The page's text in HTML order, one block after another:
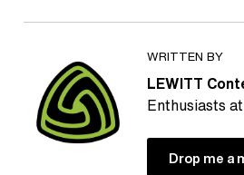
WRITTEN BY
LEWITT
Enthusiasts
Drop me a